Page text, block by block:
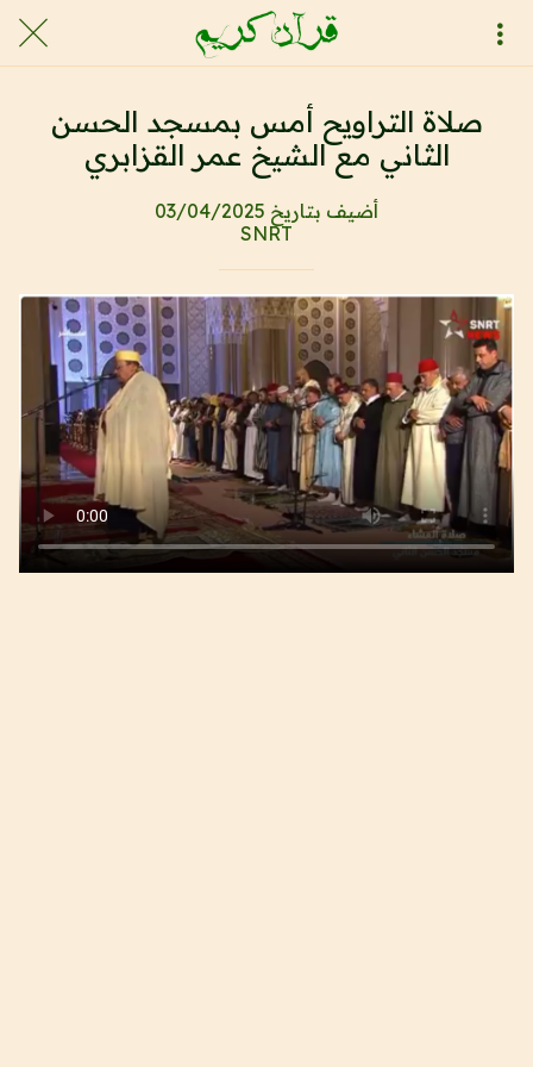
صلاة التراويح أمس بمسجد الحسن
الثاني مع الشيخ عمر القزابري
أضيف بتاريخ 03/04/2025
SNRT